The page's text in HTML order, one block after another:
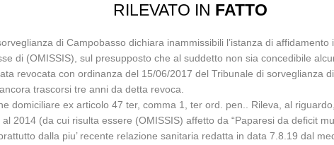
RILEVATO IN FATTO
di Campobasso dichiara inammissibili l’istanza di
di (OMISSIS), sul presupposto che al suddetto non sia concedibile
revocata con ordinanza del 15/06/2017 del Tribunale di sorveglianza
trascorsi tre anni da detta revoca.
domiciliare ex articolo 47 ter, comma 1, ter ord. pen.. Rileva, al
2014 (da cui risulta essere (OMISSIS) affetto da “Paparesi da deficit
dalla piu’ recente relazione sanitaria redatta in data 7.8.19 dal